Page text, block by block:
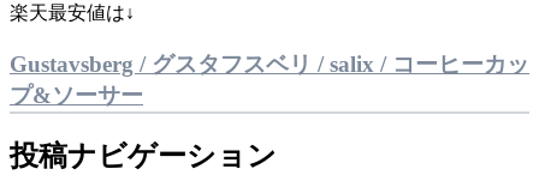
楽天最安値は↓
Gustavsberg / グスタフスベリ / salix / コーヒーカッ
プ&ソーサー
投稿ナビゲーション